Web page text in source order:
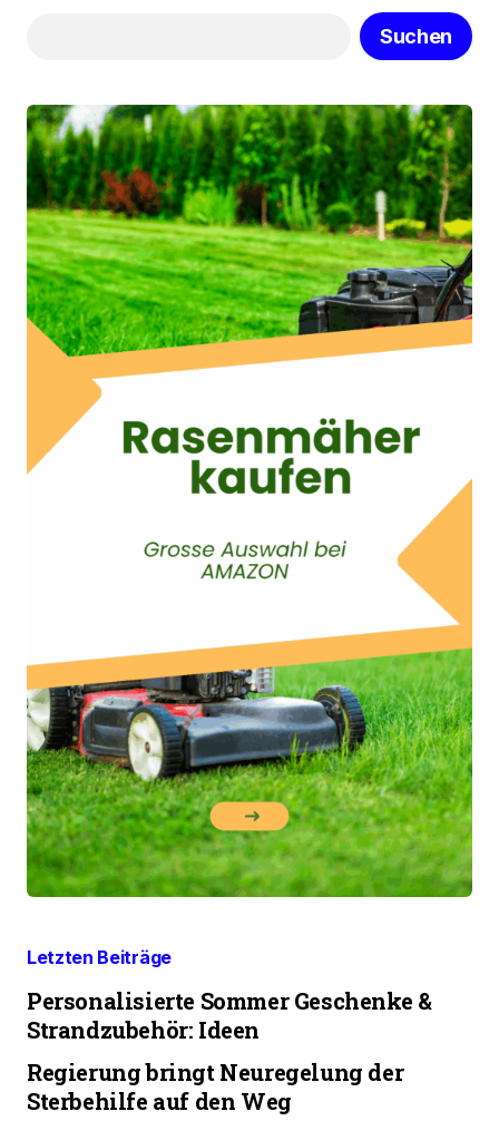
Suchen
Letzten Beiträge
Personalisierte Sommer Geschenke &
Strandzubehör: Ideen
Regierung bringt Neuregelung der
Sterbehilfe auf den Weg